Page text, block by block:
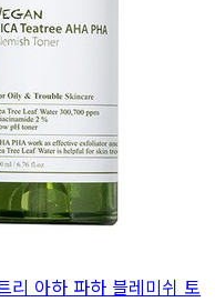
리 아하 파하 블레미쉬 토